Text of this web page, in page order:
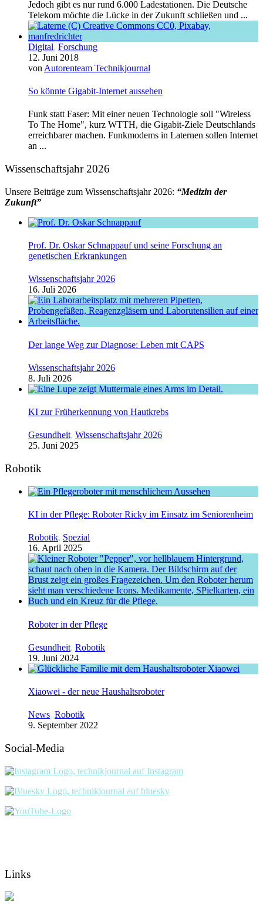
Jedoch gibt es nur rund 6.000 Ladestationen. Die Deutsche
Telekom möchte die Lücke in der Zukunft schließen und ...
Digital, Forschung
12. Juni 2018
von Autorenteam Technikjournal
So könnte Gigabit-Internet aussehen
Funk statt Faser: Mit einer neuen Technologie soll "Wireless
To The Home", kurz WTTH, die Gigabit-Ziele Deutschlands
erreichbarer machen. Funkmodems in Laternen sollen Internet
an ...
Wissenschaftsjahr 2026
Unsere Beiträge zum Wissenschaftsjahr 2026: “Medizin der
Zukunft”
Prof. Dr. Oskar Schnappauf und seine Forschung an
genetischen Erkrankungen
Wissenschaftsjahr 2026
16. Juli 2026
Der lange Weg zur Diagnose: Leben mit CAPS
Wissenschaftsjahr 2026
8. Juli 2026
KI zur Früherkennung von Hautkrebs
Gesundheit, Wissenschaftsjahr 2026
25. Juni 2025
Robotik
KI in der Pflege: Roboter Ricky im Einsatz im Seniorenheim
Robotik, Spezial
16. April 2025
Roboter in der Pflege
Gesundheit, Robotik
19. Juni 2024
Xiaowei - der neue Haushaltsroboter
News, Robotik
9. September 2022
Social-Media
Links